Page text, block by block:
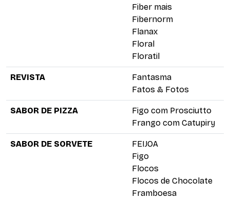
Fiber mais
Fibernorm
Flanax
Floral
Floratil
REVISTA
Fantasma
Fatos & Fotos
SABOR DE PIZZA
Figo com Prosciutto
Frango com Catupiry
SABOR DE SORVETE
FEIJOA
Figo
Flocos
Flocos de Chocolate
Framboesa